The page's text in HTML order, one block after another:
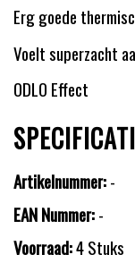
Erg goede
Voelt superzacht
ODLO Effect
Artikelnummer:-
EAN Nummer:-
Voorraad:4 Stuks